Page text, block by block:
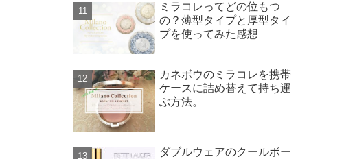
ミラコレってどの位もつ
の？薄型タイプと厚型タイ
プを使ってみた感想
カネボウのミラコレを携帯
ケースに詰め替えて持ち運
ぶ方法。
ダブルウェアのクールボー